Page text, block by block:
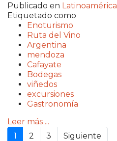
Publicado en Latinoamérica
Etiquetado como
Enoturismo
Ruta del Vino
Argentina
mendoza
Cafayate
Bodegas
viñedos
excursiones
Gastronomía
Leer más ...
1
2 3 Siguiente